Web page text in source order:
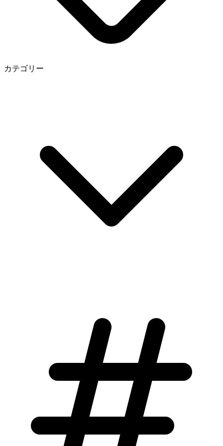
カテゴリー